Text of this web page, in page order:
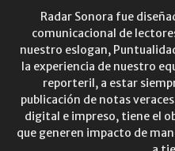
Radar Sonora fue
comunicacional de
nuestro eslogan,
la experiencia de nuestro
reporteril, a estar
publicación de notas
digital e impreso, tiene el
que generen impacto de